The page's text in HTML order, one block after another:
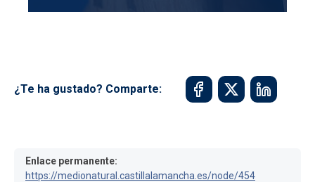
¿Te ha gustado? Comparte:
Enlace permanente:
https://medionatural.castillalamancha.es/node/454